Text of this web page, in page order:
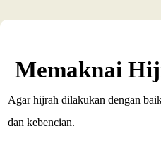
Memaknai
Agar hijrah dilakukan dengan
dan kebencian.